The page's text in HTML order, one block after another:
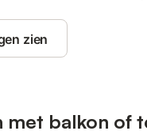
zien
met balkon of